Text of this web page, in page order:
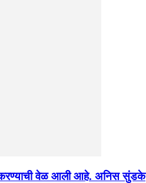
करण्याची वेळ आली आहे. अनिस सुंडके